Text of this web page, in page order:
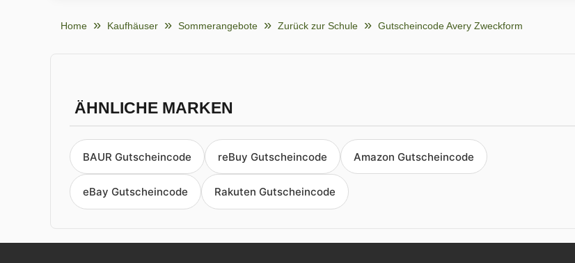
Home Kaufhäuser Sommerangebote Zurück zur Schule Gutscheincode Avery Zweckform
ÄHNLICHE MARKEN
BAUR Gutscheincode reBuy Gutscheincode Amazon Gutscheincode
eBay Gutscheincode Rakuten Gutscheincode